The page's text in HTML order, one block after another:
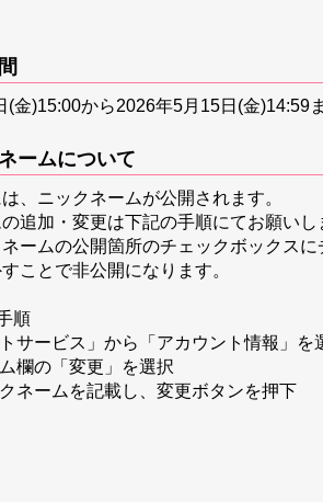
(金)15:00から2026年5月15日(金)14:59
ームについて
、ニックネームが公開されます。
追加・変更は下記の手順にてお願いし
ームの公開箇所のチェックボックスに
ことで非公開になります。
順
サービス」から「アカウント情報」を
欄の「変更」を選択
ネームを記載し、変更ボタンを押下